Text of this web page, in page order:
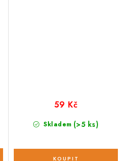
Skladem (>5 ks)
59 Kč